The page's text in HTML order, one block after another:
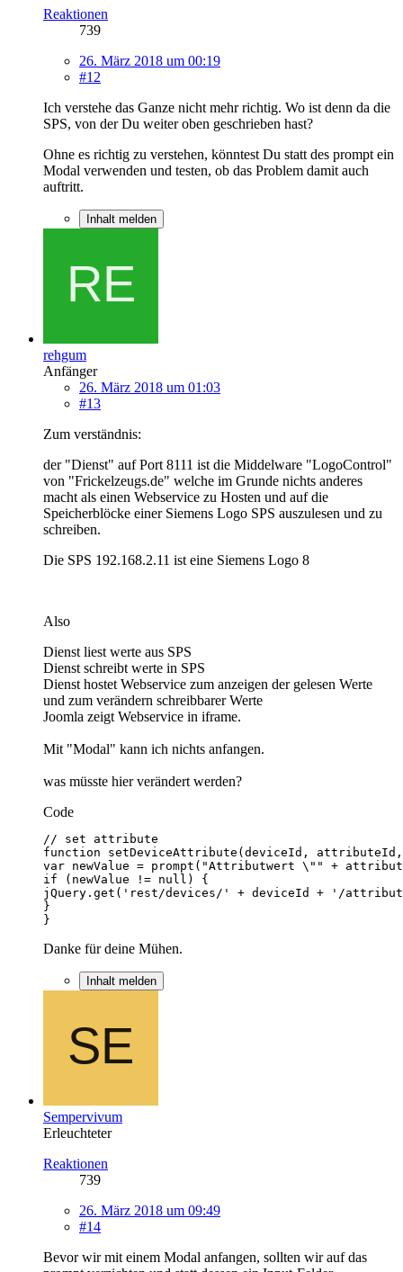
Reaktionen
739
26. März 2018 um 00:19
#12
Ich verstehe das Ganze nicht mehr richtig. Wo ist denn da die
SPS, von der Du weiter oben geschrieben hast?
Ohne es richtig zu verstehen, könntest Du statt des prompt ein
Modal verwenden und testen, ob das Problem damit auch
auftritt.
Inhalt melden
rehgum
Anfänger
26. März 2018 um 01:03
#13
Zum verständnis:
der "Dienst" auf Port 8111 ist die Middelware "LogoControl"
von "Frickelzeugs.de" welche im Grunde nichts anderes
macht als einen Webservice zu Hosten und auf die
Speicherblöcke einer Siemens Logo SPS auszulesen und zu
schreiben.
Die SPS 192.168.2.11 ist eine Siemens Logo 8
Also
Dienst liest werte aus SPS
Dienst schreibt werte in SPS
Dienst hostet Webservice zum anzeigen der gelesen Werte
und zum verändern schreibbarer Werte
Joomla zeigt Webservice in iframe.
Mit "Modal" kann ich nichts anfangen.
was müsste hier verändert werden?
Code
}
Danke für deine Mühen.
Inhalt melden
Sempervivum
Erleuchteter
Reaktionen
739
26. März 2018 um 09:49
#14
Bevor wir mit einem Modal anfangen, sollten wir auf das